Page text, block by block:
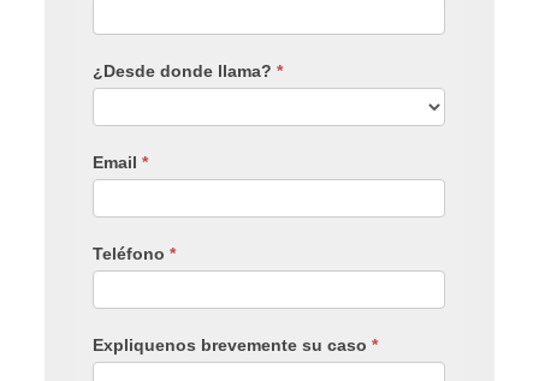
¿Desde donde llama?*
Email*
Teléfono*
Expliquenos brevemente su caso*